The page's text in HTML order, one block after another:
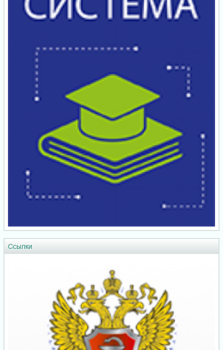
Ссылки